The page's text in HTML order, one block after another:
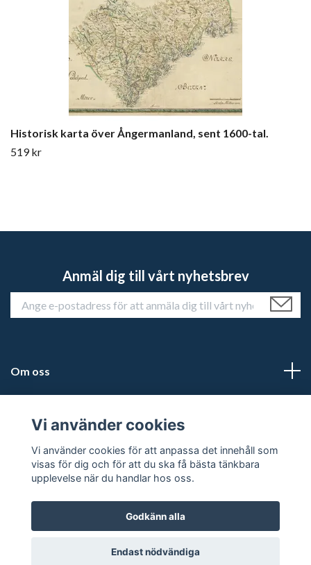
Historisk karta över Ångermanland, sent 1600-tal.
519 kr
Anmäl dig till vårt nyhetsbrev
Om oss
Läs mer
© 2026 Historiehemmet Powered by Quickbutik
Vi använder cookies
Vi använder cookies för att anpassa det innehåll som
visas för dig och för att du ska få bästa tänkbara
upplevelse när du handlar hos oss.
Godkänn alla
Endast nödvändiga